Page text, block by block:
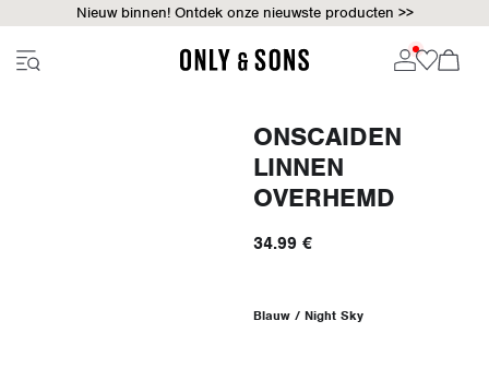
Nieuw binnen! Ontdek onze nieuwste producten >>
ONSCAIDEN
LINNEN
OVERHEMD
34.99 €
Blauw / Night Sky